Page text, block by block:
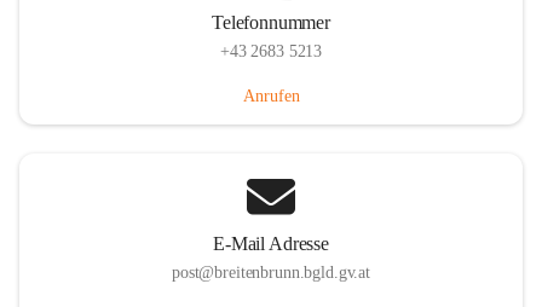
Telefonnummer
+43 2683 5213
Anrufen
E-Mail Adresse
post@breitenbrunn.bgld.gv.at